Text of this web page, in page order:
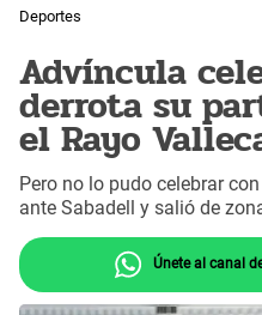
Deportes
Advíncula
derrota su
el Rayo
Pero no lo pudo celebrar
ante Sabadell y salió de
Únete al canal